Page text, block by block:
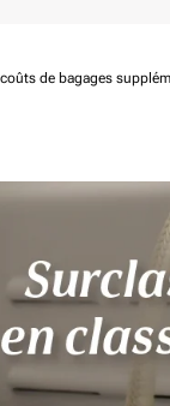
de bagages